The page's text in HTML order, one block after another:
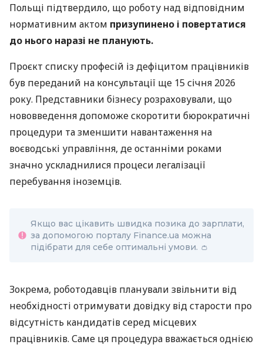
Польщі підтвердило, що роботу над відповідним
нормативним актом призупинено і повертатися
до нього наразі не планують.
Проєкт списку професій із дефіцитом працівників
був переданий на консультації ще 15 січня 2026
року. Представники бізнесу розраховували, що
нововведення допоможе скоротити бюрократичні
процедури та зменшити навантаження на
воєводські управління, де останніми роками
значно ускладнилися процеси легалізації
перебування іноземців.
Якщо вас цікавить швидка позика до зарплати,
за допомогою порталу Finance.ua можна
підібрати для себе оптимальні умови. 👛
Зокрема, роботодавців планували звільнити від
необхідності отримувати довідку від старости про
відсутність кандидатів серед місцевих
працівників. Саме ця процедура вважається однією